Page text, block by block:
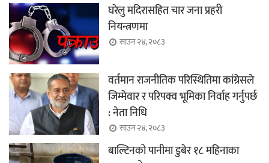
घरेलु मदिरासहित चार जना प्रहरी
नियन्त्रणमा
साउन २४, २०८३
वर्तमान राजनीतिक परिस्थितिमा कांग्रेसले
जिम्मेवार र परिपक्व भूमिका निर्वाह गर्नुपर्छ
: नेता निधि
साउन २४, २०८३
बाल्टिनको पानीमा डुबेर १८ महिनाका